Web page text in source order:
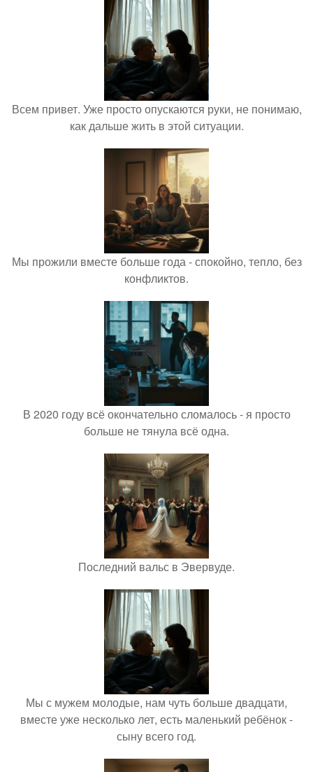
Всем привет. Уже просто опускаются руки, не понимаю,
как дальше жить в этой ситуации.
Мы прожили вместе больше года - спокойно, тепло, без
конфликтов.
В 2020 году всё окончательно сломалось - я просто
больше не тянула всё одна.
Последний вальс в Эвервуде.
Мы с мужем молодые, нам чуть больше двадцати,
вместе уже несколько лет, есть маленький ребёнок -
сыну всего год.